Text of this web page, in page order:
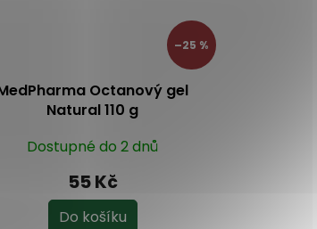
–25 %
Octanový gel
Natural 110 g
Dostupné do 2 dnů
55 Kč
Do košíku